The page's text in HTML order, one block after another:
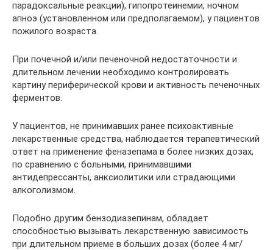
парадоксальные реакции), гипопротеинемии, ночном
апноэ (установленном или предполагаемом), у пациентов
пожилого возраста.
При почечной и/или печеночной недостаточности и
длительном лечении необходимо контролировать
картину периферической крови и активность печеночных
ферментов.
У пациентов, не принимавших ранее психоактивные
лекарственные средства, наблюдается терапевтический
ответ на применение феназепама в более низких дозах,
по сравнению с больными, принимавшими
антидепрессанты, анксиолитики или страдающими
алкоголизмом.
Подобно другим бензодиазепинам, обладает
способностью вызывать лекарственную зависимость
при длительном приеме в больших дозах (более 4 мг/